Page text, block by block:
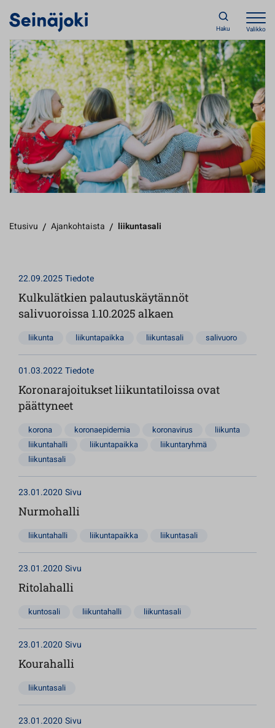
Haku Valikko
Etusivu / Ajankohtaista / liikuntasali
22.09.2025Tiedote
Kulkulätkien palautuskäytännöt
salivuoroissa 1.10.2025 alkaen
liikunta liikuntapaikka liikuntasali salivuoro
01.03.2022Tiedote
Koronarajoitukset liikuntatiloissa ovat
päättyneet
korona koronaepidemia koronavirus
liikunta
liikuntahalli
liikuntapaikka
liikuntaryhmä
liikuntasali
23.01.2020 Sivu
Nurmohalli
liikuntahalli liikuntapaikka liikuntasali
23.01.2020 Sivu
Ritolahalli
kuntosali liikuntahalli liikuntasali
23.01.2020 Sivu
Kourahalli
liikuntasali
23.01.2020 Sivu